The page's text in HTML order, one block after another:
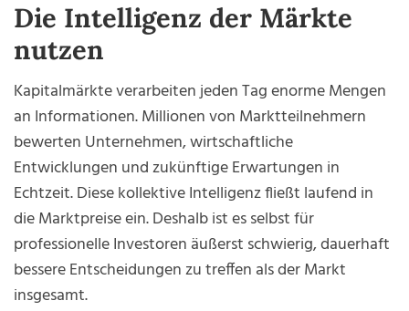
Die Intelligenz der Märkte
nutzen
Kapitalmärkte verarbeiten jeden Tag enorme Mengen
an Informationen. Millionen von Marktteilnehmern
bewerten Unternehmen, wirtschaftliche
Entwicklungen und zukünftige Erwartungen in
Echtzeit. Diese kollektive Intelligenz fließt laufend in
die Marktpreise ein. Deshalb ist es selbst für
professionelle Investoren äußerst schwierig, dauerhaft
bessere Entscheidungen zu treffen als der Markt
insgesamt.